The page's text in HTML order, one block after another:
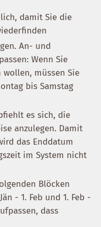
damit Sie die
An- und
Wenn Sie
wollen, müssen Sie
bis Samstag
es sich, die
anzulegen. Damit
das Enddatum
im System nicht
Blöcken
- 1. Feb und 1. Feb -
dass